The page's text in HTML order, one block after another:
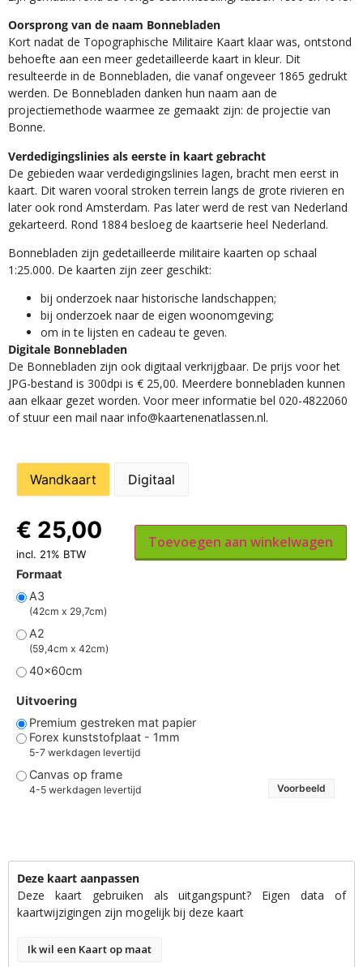
Oorsprong van de naam Bonnebladen
Kort nadat de Topographische Militaire Kaart klaar was, ontstond
behoefte aan een meer gedetailleerde kaart in kleur. Dit
resulteerde in de Bonnebladen, die vanaf ongeveer 1865 gedrukt
werden. De Bonnebladen danken hun naam aan de
projectiemethode waarmee ze gemaakt zijn: de projectie van
Bonne.
Verdedigingslinies als eerste in kaart gebracht
De gebieden waar verdedigingslinies lagen, bracht men eerst in
kaart. Dit waren vooral stroken terrein langs de grote rivieren en
later ook rond Amsterdam. Pas later werd de rest van Nederland
gekarteerd. Rond 1884 besloeg de kaartserie heel Nederland.
Bonnebladen zijn gedetailleerde militaire kaarten op schaal
1:25.000. De kaarten zijn zeer geschikt:​
​bij onderzoek naar historische landschappen;
bij onderzoek naar de eigen woonomgeving;
om in te lijsten en cadeau te geven.
Digitale Bonnebladen
De Bonnebladen zijn ook digitaal verkrijgbaar. De prijs voor het
JPG-bestand is 300dpi is € 25,00. Meerdere bonnebladen kunnen
aan elkaar gezet worden. Voor meer informatie bel 020-4822060
of stuur een mail naar info@kaartenenatlassen.nl.
Wandkaart Digitaal
Formaat
A3
(42cm x 29,7cm)
A2
(59,4cm x 42cm)
40x60cm
Uitvoering
Premium gestreken mat papier
Forex kunststofplaat - 1mm
5-7 werkdagen levertijd
Canvas op frame
4-5 werkdagen levertijd Voorbeeld
€ 25,00
incl. 21% BTW
Toevoegen aan winkelwagen
Deze kaart aanpassen
Deze kaart gebruiken als uitgangspunt? Eigen data of
kaartwijzigingen zijn mogelijk bij deze kaart
Ik wil een Kaart op maat